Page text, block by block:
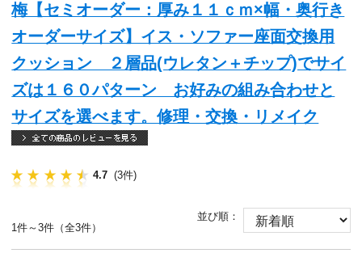
梅【セミオーダー：厚み１１ｃｍ×幅・奥行き
オーダーサイズ】イス・ソファー座面交換用
クッション ２層品(ウレタン＋チップ)でサイ
ズは１６０パターン お好みの組み合わせと
サイズを選べます。修理・交換・リメイク
4.7 (3件)
1件～3件（全3件）
並び順：